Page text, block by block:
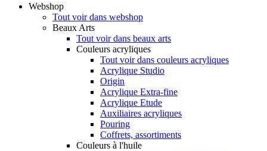
Webshop
Tout voir dans webshop
Beaux Arts
Tout voir dans beaux arts
Couleurs acryliques
Tout voir dans couleurs acryliques
Acrylique Studio
Origin
Acrylique Extra-fine
Acrylique Etude
Auxiliaires acryliques
Pouring
Coffrets, assortiments
Couleurs à l'huile